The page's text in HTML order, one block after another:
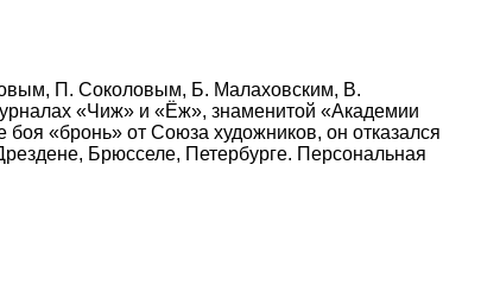
П. Соколовым, Б. Малаховским, В.
«Чиж» и «Ёж», знаменитой «Академии
«бронь» от Союза художников, он отказался
Брюсселе, Петербурге. Персональная